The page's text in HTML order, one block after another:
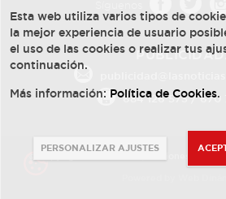
684 126 573/670
Esta web utiliza varios tipos de
la mejor experiencia de usuario
el uso de las cookies o realizar tus
continuación.
Más información: Política de Cookies.
PERSONALIZAR AJUSTES